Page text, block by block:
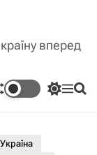
вперед
П
м
М П